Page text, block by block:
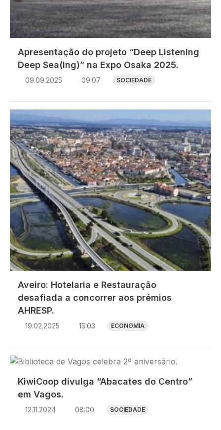
Apresentação do projeto “Deep Listening
Deep Sea(ing)” na Expo Osaka 2025.
09.09.2025 09:07 SOCIEDADE
Imagem
Aveiro: Hotelaria e Restauração
desafiada a concorrer aos prémios
AHRESP.
19.02.2025 15:03 ECONOMIA
Imagem
KiwiCoop divulga “Abacates do Centro”
em Vagos.
12.11.2024 08:00 SOCIEDADE